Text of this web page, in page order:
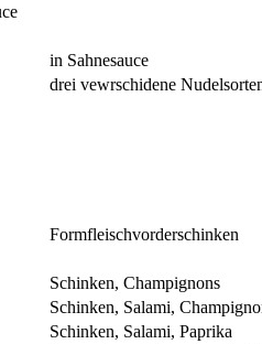
in Sahnesauce
drei vewrschidene
Formfleischvorderschinken
Schinken, Champignons
Schinken, Salami,
Schinken, Salami, Paprika